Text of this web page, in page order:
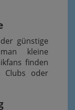
günstige
kleine
finden
Clubs oder